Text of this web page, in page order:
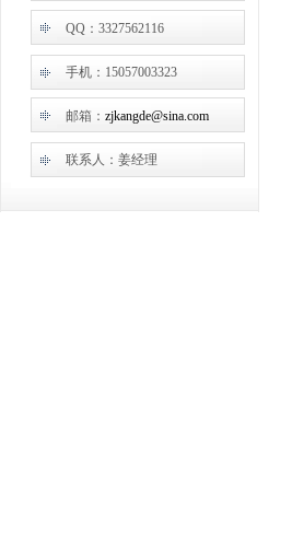
QQ：3327562116
手机：15057003323
邮箱： zjkangde@sina.com
联系人：姜经理